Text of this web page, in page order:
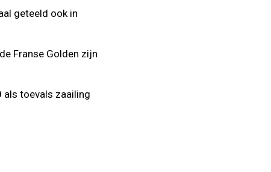
geteeld ook in
Franse Golden zijn
als toevals zaailing